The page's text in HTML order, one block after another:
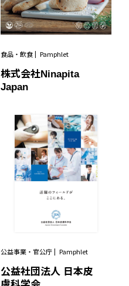
食品・飲食 Pamphlet
株式会社Ninapita
Japan
公益事業・官公庁 Pamphlet
公益社団法人 日本皮